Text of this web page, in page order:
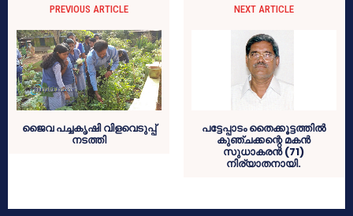
PREVIOUS ARTICLE
ജൈവ പച്ചകൃഷി വിളവെടുപ്പ്
നടത്തി
NEXT ARTICLE
പട്ടേപ്പാടം തൈക്കൂട്ടത്തില്‍
കുഞ്ചക്കന്റെ മകന്‍
സുധാകരന്‍ (71)
നിര്യാതനായി.